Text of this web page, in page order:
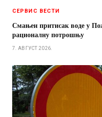
СЕРВИС ВЕСТИ
Смањен притисак воде у
рационалну потрошњу
7. АВГУСТ 2026.